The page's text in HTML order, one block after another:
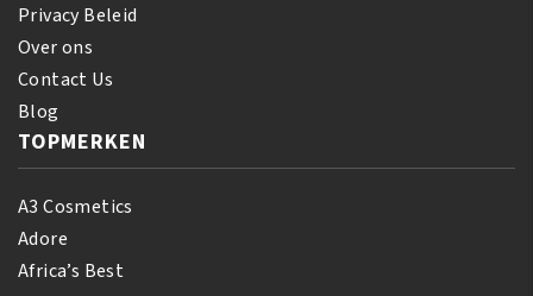
Privacy Beleid
Over ons
Contact Us
Blog
TOPMERKEN
A3 Cosmetics
Adore
Africa’s Best